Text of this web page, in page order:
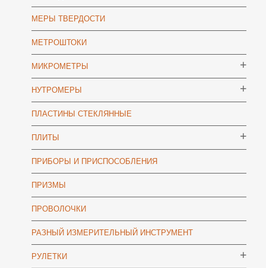
МЕРЫ ТВЕРДОСТИ
МЕТРОШТОКИ
МИКРОМЕТРЫ
НУТРОМЕРЫ
ПЛАСТИНЫ СТЕКЛЯННЫЕ
ПЛИТЫ
ПРИБОРЫ И ПРИСПОСОБЛЕНИЯ
ПРИЗМЫ
ПРОВОЛОЧКИ
РАЗНЫЙ ИЗМЕРИТЕЛЬНЫЙ ИНСТРУМЕНТ
РУЛЕТКИ